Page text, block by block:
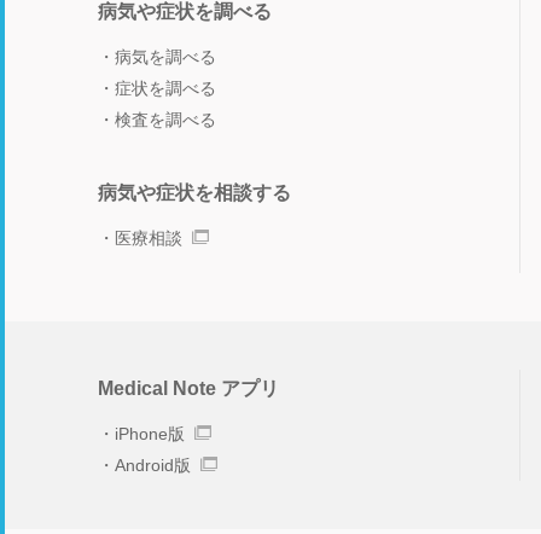
病気や症状を調べる
病気を調べる
症状を調べる
検査を調べる
病気や症状を相談する
医療相談
Medical Note アプリ
iPhone版
Android版